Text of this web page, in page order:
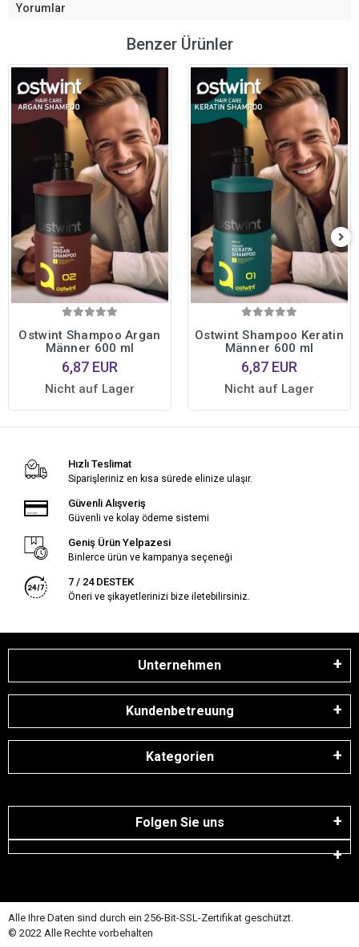
Yorumlar
Benzer Ürünler
Ostwint Shampoo Argan
Männer 600 ml
6,87 EUR
Nicht auf Lager
Ostwint Shampoo Keratin
Männer 600 ml
6,87 EUR
Nicht auf Lager
Hızlı Teslimat
Siparişleriniz en kısa sürede elinize ulaşır.
Güvenli Alışveriş
Güvenli ve kolay ödeme sistemi
Geniş Ürün Yelpazesi
Binlerce ürün ve kampanya seçeneği
7 / 24 DESTEK
Öneri ve şikayetlerinizi bize iletebilirsiniz.
Unternehmen
Kundenbetreuung
Kategorien
Folgen Sie uns
Alle Ihre Daten sind durch ein 256-Bit-SSL-Zertifikat geschützt.
© 2022 Alle Rechte vorbehalten